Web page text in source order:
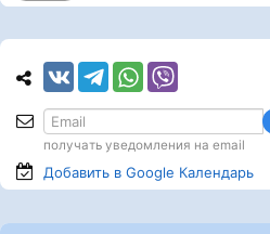
получать уведомления на email
Добавить в Google Календарь